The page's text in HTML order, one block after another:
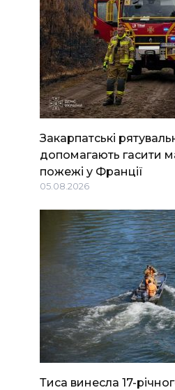
Закарпатські
допомагають гасити
пожежі у Франції
05.08.2026
Тиса винесла 17-